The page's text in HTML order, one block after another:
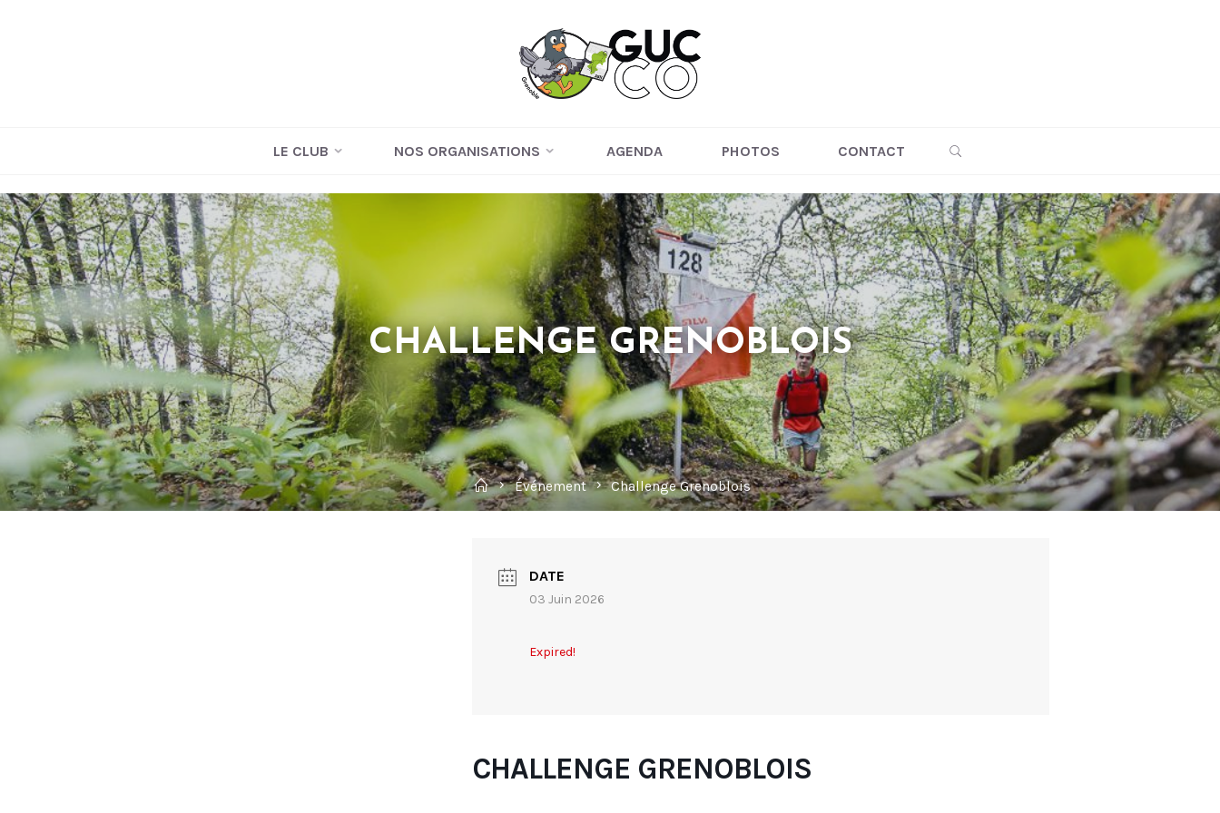
LE CLUB NOS ORGANISATIONS AGENDA PHOTOS CONTACT
CHALLENGE GRENOBLOIS
HomeÉvénement Challenge Grenoblois
DATE
03 Juin 2026
Expired!
CHALLENGE GRENOBLOIS